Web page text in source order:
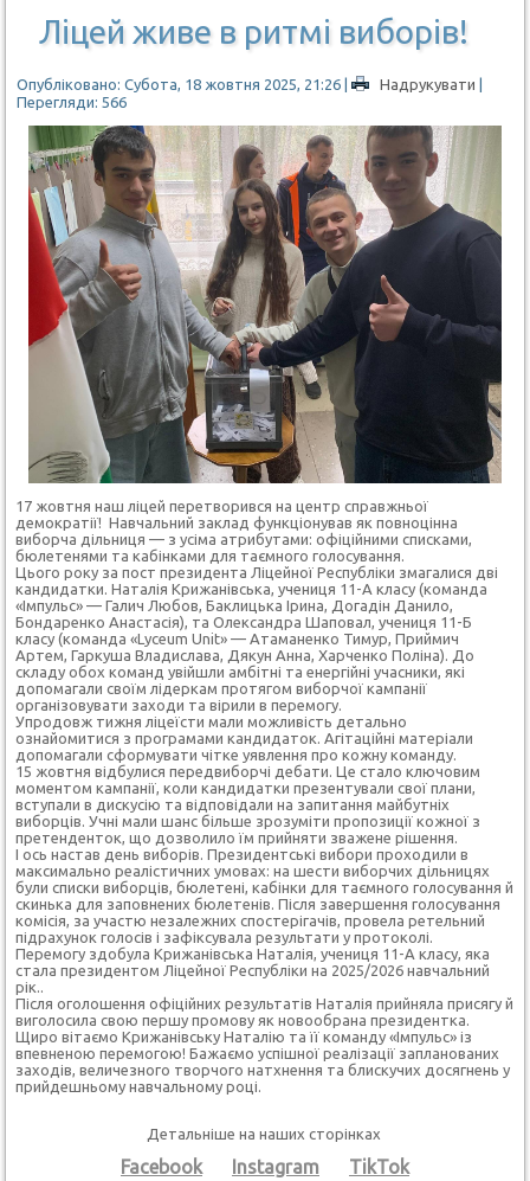
Ліцей живе в ритмі виборів!
Опубліковано: Субота, 18 жовтня 2025, 21:26 | Надрукувати |
Перегляди: 566
17 жовтня наш ліцей перетворився на центр справжньої
демократії! Навчальний заклад функціонував як повноцінна
виборча дільниця — з усіма атрибутами: офіційними списками,
бюлетенями та кабінками для таємного голосування.
Цього року за пост президента Ліцейної Республіки змагалися дві
кандидатки. Наталія Крижанівська, учениця 11-А класу (команда
«Імпульс» — Галич Любов, Баклицька Ірина, Догадін Данило,
Бондаренко Анастасія), та Олександра Шаповал, учениця 11-Б
класу (команда «Lyceum Unit» — Атаманенко Тимур, Приймич
Артем, Гаркуша Владислава, Дякун Анна, Харченко Поліна). До
складу обох команд увійшли амбітні та енергійні учасники, які
допомагали своїм лідеркам протягом виборчої кампанії
організовувати заходи та вірили в перемогу.
Упродовж тижня ліцеїсти мали можливість детально
ознайомитися з програмами кандидаток. Агітаційні матеріали
допомагали сформувати чітке уявлення про кожну команду.
15 жовтня відбулися передвиборчі дебати. Це стало ключовим
моментом кампанії, коли кандидатки презентували свої плани,
вступали в дискусію та відповідали на запитання майбутніх
виборців. Учні мали шанс більше зрозуміти пропозиції кожної з
претенденток, що дозволило їм прийняти зважене рішення.
І ось настав день виборів. Президентські вибори проходили в
максимально реалістичних умовах: на шести виборчих дільницях
були списки виборців, бюлетені, кабінки для таємного голосування й
скинька для заповнених бюлетенів. Після завершення голосування
комісія, за участю незалежних спостерігачів, провела ретельний
підрахунок голосів і зафіксувала результати у протоколі.
Перемогу здобула Крижанівська Наталія, учениця 11-А класу, яка
стала президентом Ліцейної Республіки на 2025/2026 навчальний
рік..
Після оголошення офіційних результатів Наталія прийняла присягу й
виголосила свою першу промову як новообрана президентка.
Щиро вітаємо Крижанівську Наталію та її команду «Імпульс» із
впевненою перемогою! Бажаємо успішної реалізації запланованих
заходів, величезного творчого натхнення та блискучих досягнень у
прийдешньому навчальному році.
Детальніше на наших сторінках
Facebook Instagram TikTok